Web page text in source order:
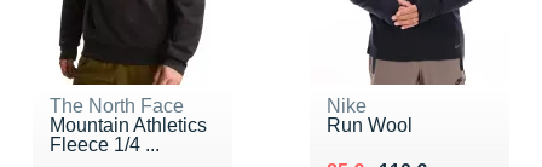
The North Face
Mountain Athletics
Fleece 1/4 ...
Nike
Run Wool